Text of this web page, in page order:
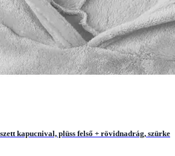
kapucnival, plüss felső + rövidnadrág, szürke